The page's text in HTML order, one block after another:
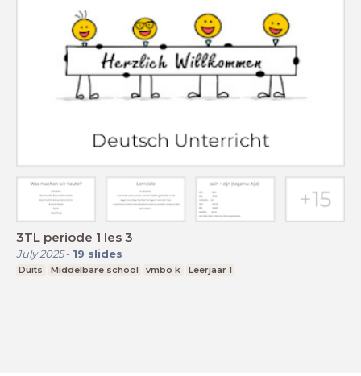
3TL periode 1 les 3
July 2025- 19 slides
Duits Middelbare school vmbo k Leerjaar 1